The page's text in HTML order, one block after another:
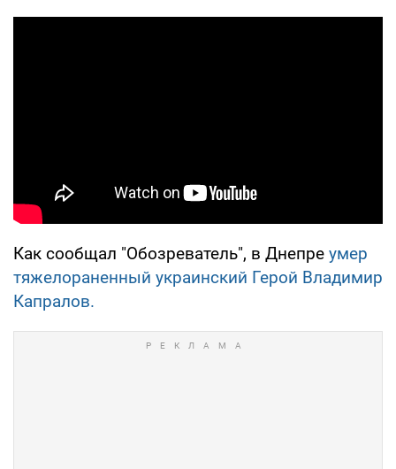
Как сообщал "Обозреватель", в Днепре умер
тяжелораненный украинский Герой Владимир
Капралов.